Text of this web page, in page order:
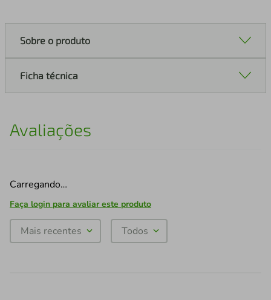
Sobre o produto
Ficha técnica
Avaliações
Carregando…
Faça login para avaliar este produto
Mais recentes Todos